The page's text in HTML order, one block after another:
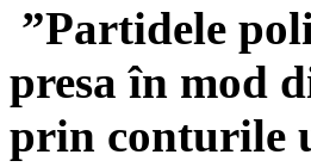
”Partidele
presa în mod
prin conturile